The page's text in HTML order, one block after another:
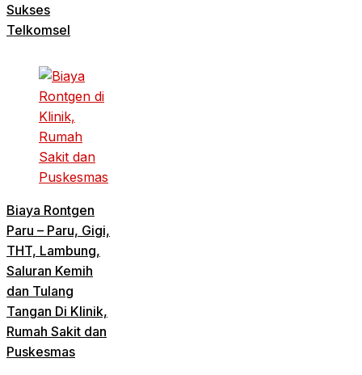
Sukses
Telkomsel
Biaya Rontgen
Paru – Paru, Gigi,
THT, Lambung,
Saluran Kemih
dan Tulang
Tangan Di Klinik,
Rumah Sakit dan
Puskesmas